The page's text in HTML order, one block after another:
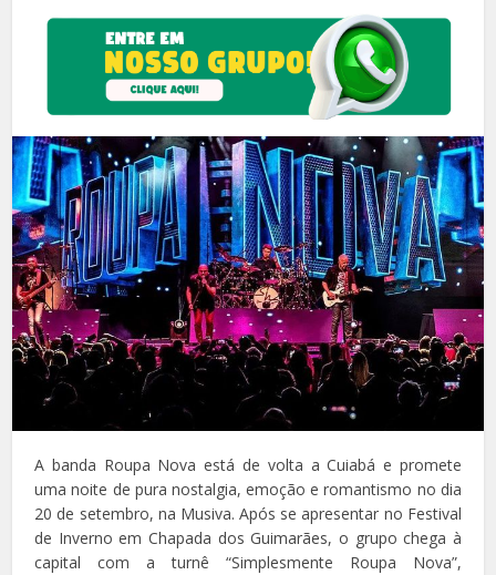
A banda Roupa Nova está de volta a Cuiabá e promete
uma noite de pura nostalgia, emoção e romantismo no dia
20 de setembro, na Musiva. Após se apresentar no Festival
de Inverno em Chapada dos Guimarães, o grupo chega à
capital com a turnê “Simplesmente Roupa Nova”,